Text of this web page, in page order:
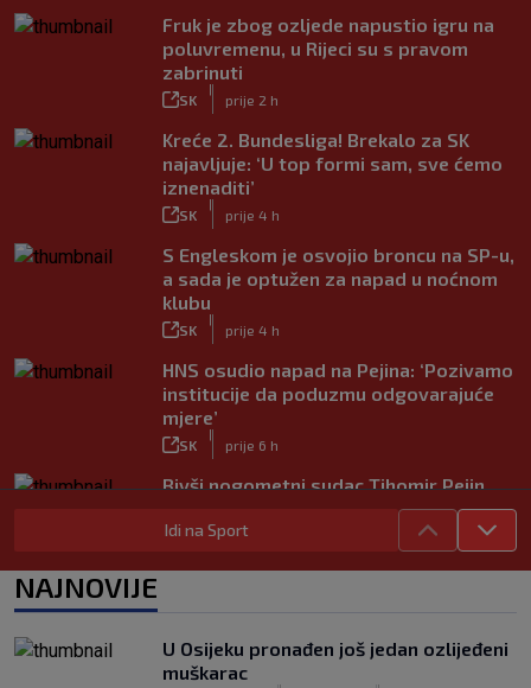
Fruk je zbog ozljede napustio igru na
poluvremenu, u Rijeci su s pravom
zabrinuti
SK prije 2 h
Kreće 2. Bundesliga! Brekalo za SK
najavljuje: ‘U top formi sam, sve ćemo
iznenaditi’
SK prije 4 h
S Engleskom je osvojio broncu na SP-u,
a sada je optužen za napad u noćnom
klubu
SK prije 4 h
HNS osudio napad na Pejina: ‘Pozivamo
institucije da poduzmu odgovarajuće
mjere’
SK prije 6 h
Bivši nogometni sudac Tihomir Pejin
pretučen u Osijeku, policija istražuje
brutalni napad
Idi na Sport
NAJNOVIJE
U Osijeku pronađen još jedan ozlijeđeni
muškarac